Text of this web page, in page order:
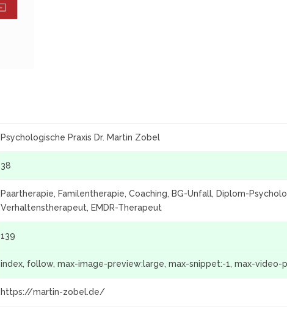
Psychologische Praxis Dr. Martin Zobel
38
Paartherapie, Familentherapie, Coaching, BG-Unfall, Diplom-
Verhaltenstherapeut, EMDR-Therapeut
139
index, follow, max-image-preview:large, max-snippet:-1, max-video-
https://martin-zobel.de/